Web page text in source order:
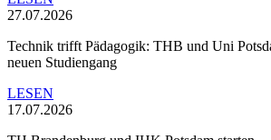
27.07.2026
Technik trifft Pädagogik: THB und Uni
neuen Studiengang
LESEN
17.07.2026